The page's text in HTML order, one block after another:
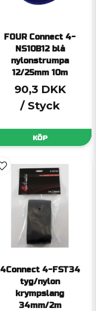
FOUR Connect 4-
NS10B12 blå
nylonstrumpa
12/25mm 10m
90,3 DKK
/ Styck
KÖP
4Connect 4-FST34
tyg/nylon
krympslang
34mm/2m